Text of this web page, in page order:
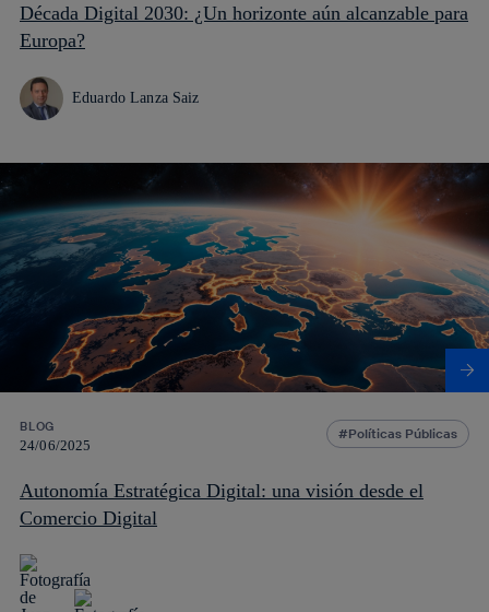
Década Digital 2030: ¿Un horizonte aún alcanzable para
Europa?
Eduardo Lanza Saiz
BLOG
24/06/2025
Políticas Públicas
Autonomía Estratégica Digital: una visión desde el
Comercio Digital